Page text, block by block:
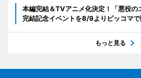
本編完結＆TVアニメ化決定！「悪役の
完結記念イベントを8/9よりピッコマ
もっと見る